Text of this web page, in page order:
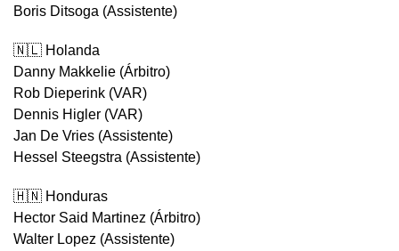
Boris Ditsoga (Assistente)
🇳🇱 Holanda
Danny Makkelie (Árbitro)
Rob Dieperink (VAR)
Dennis Higler (VAR)
Jan De Vries (Assistente)
Hessel Steegstra (Assistente)
🇭🇳 Honduras
Hector Said Martinez (Árbitro)
Walter Lopez (Assistente)